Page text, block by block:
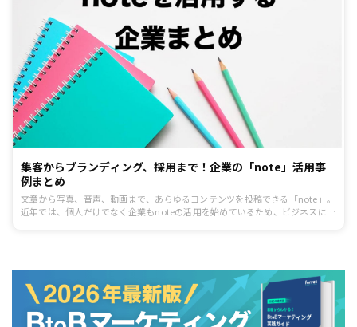
集客からブランディング、採用まで！企業の「note」活用事
例まとめ
文章から写真、音声、動画まで、あらゆるコンテンツを投稿できる「note」。
近年では、個人だけでなく企業もnoteの活用を始めているため、ビジネスに活